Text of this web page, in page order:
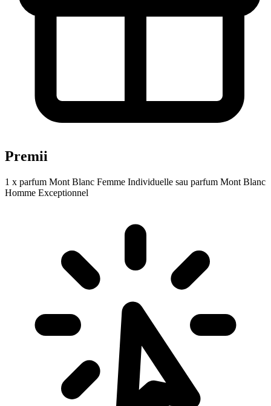
Premii
1 x parfum Mont Blanc Femme Individuelle sau parfum Mont Blanc
Homme Exceptionnel